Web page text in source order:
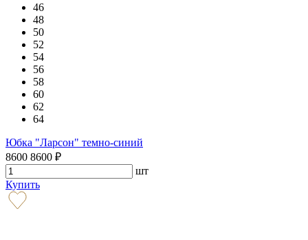
46
48
50
52
54
56
58
60
62
64
Юбка "Ларсон" темно-синий
8600 8600 ₽
шт
Купить